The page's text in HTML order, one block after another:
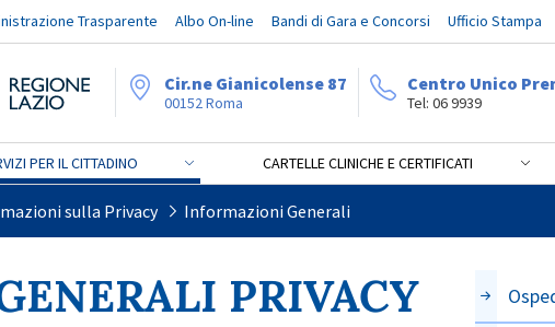
Trasparente Albo On-line Bandi di Gara e Concorsi Ufficio Stampa
Cir.ne Gianicolense 87
00152 Roma
Centro Unico
Tel: 06 9939
PER IL CITTADINO CARTELLE CLINICHE E CERTIFICATI
sulla Privacy Informazioni Generali
PRIVACY